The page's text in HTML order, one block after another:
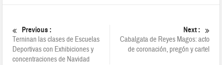
Previous :
Terninan las clases de Escuelas
Deportivas con Exhibiciones y
concentraciones de Navidad
Next :
Cabalgata de Reyes Magos: acto
de coronación, pregón y cartel